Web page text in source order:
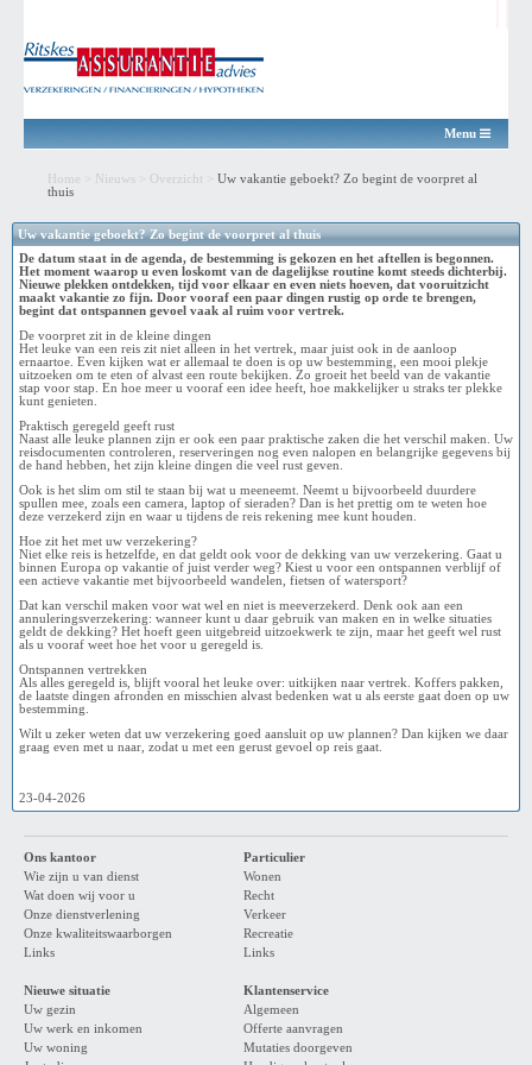
Menu
Home Nieuws Overzicht
Uw vakantie geboekt? Zo begint de voorpret al
thuis
Uw vakantie geboekt? Zo begint de voorpret al thuis
De datum staat in de agenda, de bestemming is gekozen en het aftellen is begonnen.
Het moment waarop u even loskomt van de dagelijkse routine komt steeds dichterbij.
Nieuwe plekken ontdekken, tijd voor elkaar en even niets hoeven, dat vooruitzicht
maakt vakantie zo fijn. Door vooraf een paar dingen rustig op orde te brengen,
begint dat ontspannen gevoel vaak al ruim voor vertrek.
De voorpret zit in de kleine dingen
Het leuke van een reis zit niet alleen in het vertrek, maar juist ook in de aanloop
ernaartoe. Even kijken wat er allemaal te doen is op uw bestemming, een mooi plekje
uitzoeken om te eten of alvast een route bekijken. Zo groeit het beeld van de vakantie
stap voor stap. En hoe meer u vooraf een idee heeft, hoe makkelijker u straks ter plekke
kunt genieten.
Praktisch geregeld geeft rust
Naast alle leuke plannen zijn er ook een paar praktische zaken die het verschil maken. Uw
reisdocumenten controleren, reserveringen nog even nalopen en belangrijke gegevens bij
de hand hebben, het zijn kleine dingen die veel rust geven.
Ook is het slim om stil te staan bij wat u meeneemt. Neemt u bijvoorbeeld duurdere
spullen mee, zoals een camera, laptop of sieraden? Dan is het prettig om te weten hoe
deze verzekerd zijn en waar u tijdens de reis rekening mee kunt houden.
Hoe zit het met uw verzekering?
Niet elke reis is hetzelfde, en dat geldt ook voor de dekking van uw verzekering. Gaat u
binnen Europa op vakantie of juist verder weg? Kiest u voor een ontspannen verblijf of
een actieve vakantie met bijvoorbeeld wandelen, fietsen of watersport?
Dat kan verschil maken voor wat wel en niet is meeverzekerd. Denk ook aan een
annuleringsverzekering: wanneer kunt u daar gebruik van maken en in welke situaties
geldt de dekking? Het hoeft geen uitgebreid uitzoekwerk te zijn, maar het geeft wel rust
als u vooraf weet hoe het voor u geregeld is.
Ontspannen vertrekken
Als alles geregeld is, blijft vooral het leuke over: uitkijken naar vertrek. Koffers pakken,
de laatste dingen afronden en misschien alvast bedenken wat u als eerste gaat doen op uw
bestemming.
Wilt u zeker weten dat uw verzekering goed aansluit op uw plannen? Dan kijken we daar
graag even met u naar, zodat u met een gerust gevoel op reis gaat.
23-04-2026
Ons kantoor
Wie zijn u van dienst
Wat doen wij voor u
Onze dienstverlening
Onze kwaliteitswaarborgen
Links
Particulier
Wonen
Recht
Verkeer
Recreatie
Links
Nieuwe situatie
Uw gezin
Uw werk en inkomen
Uw woning
Klantenservice
Algemeen
Offerte aanvragen
Mutaties doorgeven